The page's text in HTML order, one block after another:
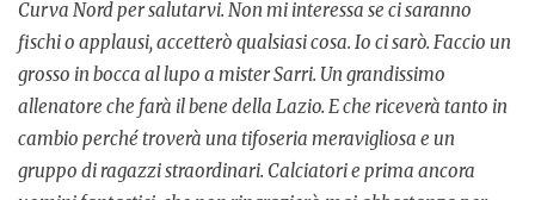
Curva Nord per salutarvi. Non mi interessa se ci saranno
fischi o applausi, accetterò qualsiasi cosa. Io ci sarò. Faccio un
grosso in bocca al lupo a mister Sarri. Un grandissimo
allenatore che farà il bene della Lazio. E che riceverà tanto in
cambio perché troverà una tifoseria meravigliosa e un
gruppo di ragazzi straordinari. Calciatori e prima ancora